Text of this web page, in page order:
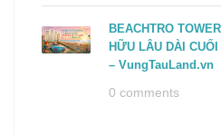
BEACHTRO
HỮU LÂU DÀI
– VungTauLand.vn
0 comments